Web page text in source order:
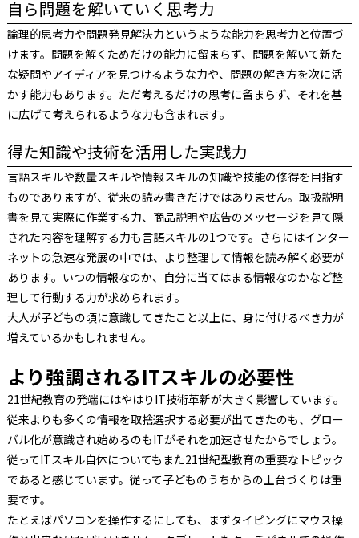
自ら問題を解いていく思考力
論理的思考力や問題発見解決力というような能力を思考力と位置づ
けます。問題を解くためだけの能力に留まらず、問題を解いて新た
な疑問やアイディアを見つけるような力や、問題の解き方を次に活
かす能力もあります。ただ考えるだけの思考に留まらず、それを基
に広げて考えられるような力も含まれます。
得た知識や技術を活用した実践力
言語スキルや数量スキルや情報スキルの知識や技能の修得を目指す
ものでありますが、従来の読み書きだけではありません。取扱説明
書を見て実際に作業する力、商品説明や広告のメッセージを見て隠
された内容を理解する力も言語スキルの1つです。さらにはインター
ネットの急速な発展の中では、より整理して情報を読み解く必要が
あります。いつの情報なのか、自分に当てはまる情報なのかなど整
理して行動する力が求められます。
大人が子どもの頃に意識してきたこと以上に、身に付けるべき力が
増えているかもしれません。
より強調されるITスキルの必要性
21世紀教育の発端にはやはりIT技術革新が大きく影響しています。
従来よりも多くの情報を取捨選択する必要が出てきたのも、グロー
バル化が意識され始めるのもITがそれを加速させたからでしょう。
従ってITスキル自体についてもまた21世紀型教育の重要なトピック
であると感じています。従って子どものうちからの土台づくりは重
要です。
たとえばパソコンを操作するにしても、まずタイピングにマウス操